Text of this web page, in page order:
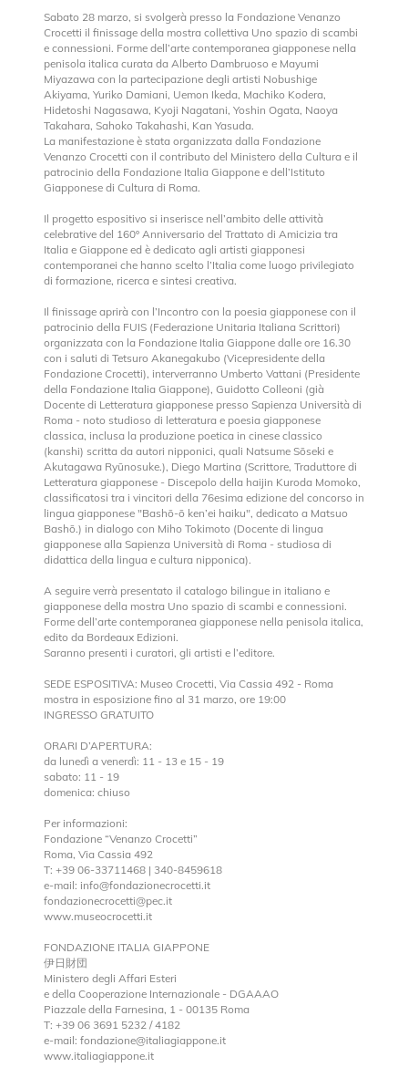
Sabato 28 marzo, si svolgerà presso la Fondazione Venanzo
Crocetti il finissage della mostra collettiva Uno spazio di scambi
e connessioni. Forme dell’arte contemporanea giapponese nella
penisola italica curata da Alberto Dambruoso e Mayumi
Miyazawa con la partecipazione degli artisti Nobushige
Akiyama, Yuriko Damiani, Uemon Ikeda, Machiko Kodera,
Hidetoshi Nagasawa, Kyoji Nagatani, Yoshin Ogata, Naoya
Takahara, Sahoko Takahashi, Kan Yasuda.
La manifestazione è stata organizzata dalla Fondazione
Venanzo Crocetti con il contributo del Ministero della Cultura e il
patrocinio della Fondazione Italia Giappone e dell’Istituto
Giapponese di Cultura di Roma.
Il progetto espositivo si inserisce nell’ambito delle attività
celebrative del 160º Anniversario del Trattato di Amicizia tra
Italia e Giappone ed è dedicato agli artisti giapponesi
contemporanei che hanno scelto l’Italia come luogo privilegiato
di formazione, ricerca e sintesi creativa.
Il finissage aprirà con l’Incontro con la poesia giapponese con il
patrocinio della FUIS (Federazione Unitaria Italiana Scrittori)
organizzata con la Fondazione Italia Giappone dalle ore 16.30
con i saluti di Tetsuro Akanegakubo (Vicepresidente della
Fondazione Crocetti), interverranno Umberto Vattani (Presidente
della Fondazione Italia Giappone), Guidotto Colleoni (già
Docente di Letteratura giapponese presso Sapienza Università di
Roma - noto studioso di letteratura e poesia giapponese
classica, inclusa la produzione poetica in cinese classico
(kanshi) scritta da autori nipponici, quali Natsume Sōseki e
Akutagawa Ryūnosuke.), Diego Martina (Scrittore, Traduttore di
Letteratura giapponese - Discepolo della haijin Kuroda Momoko,
classificatosi tra i vincitori della 76esima edizione del concorso in
lingua giapponese "Bashō-ō ken’ei haiku", dedicato a Matsuo
Bashō.) in dialogo con Miho Tokimoto (Docente di lingua
giapponese alla Sapienza Università di Roma - studiosa di
didattica della lingua e cultura nipponica).
A seguire verrà presentato il catalogo bilingue in italiano e
giapponese della mostra Uno spazio di scambi e connessioni.
Forme dell’arte contemporanea giapponese nella penisola italica,
edito da Bordeaux Edizioni.
Saranno presenti i curatori, gli artisti e l’editore.
SEDE ESPOSITIVA: Museo Crocetti, Via Cassia 492 - Roma
mostra in esposizione fino al 31 marzo, ore 19:00
INGRESSO GRATUITO
ORARI D’APERTURA:
da lunedì a venerdì: 11 - 13 e 15 - 19
sabato: 11 - 19
domenica: chiuso
Per informazioni:
Fondazione “Venanzo Crocetti”
Roma, Via Cassia 492
T: +39 06-33711468 | 340-8459618
e-mail: info@fondazionecrocetti.it
fondazionecrocetti@pec.it
www.museocrocetti.it
FONDAZIONE ITALIA GIAPPONE
伊日財団
Ministero degli Affari Esteri
e della Cooperazione Internazionale - DGAAAO
Piazzale della Farnesina, 1 - 00135 Roma
T: +39 06 3691 5232 / 4182
e-mail: fondazione@italiagiappone.it
www.italiagiappone.it